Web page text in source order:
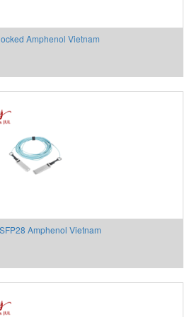
Amphenol Vietnam
Amphenol Vietnam